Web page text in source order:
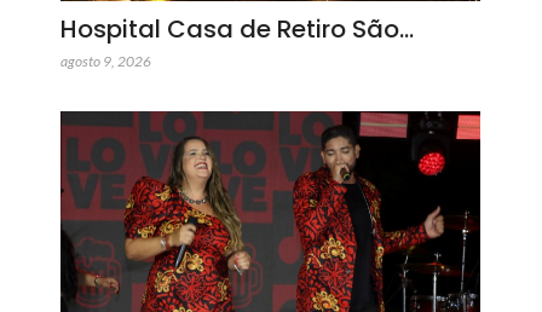
Hospital Casa de Retiro São…
agosto 9, 2026